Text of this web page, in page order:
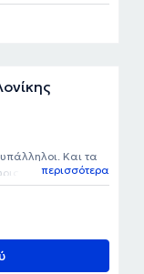
Και τα
καμίαπερισσότερα